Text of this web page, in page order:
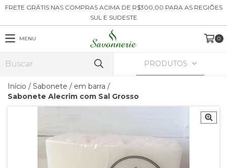
FRETE GRÁTIS NAS COMPRAS ACIMA DE R$300,00 PARA AS REGIÕES
SUL E SUDESTE
MENU 0
PRODUTOS
Início / Sabonete / em barra /
Sabonete Alecrim com Sal Grosso